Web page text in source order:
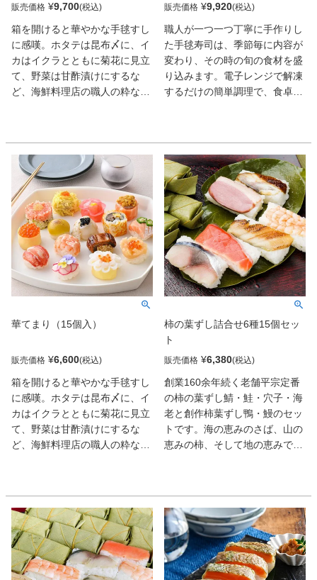
販売価格 ¥9,700
箱を開けると華やかな手毬すし
に感嘆。ホタテは昆布〆に、イ
カはイクラとともに菊花に見立
て、野菜は甘酢漬けにするな
ど、海鮮料理店の職人の粋な工
飯の口当たりがいい。驚きの完
成度。プレゼントにもピッタリ
なドライフラワーがセットにな
ったギフトセットです。
販売価格 ¥9,920
職人が一つ一つ丁寧に手作りし
た手毬寿司は、季節毎に内容が
変わり、その時の旬の食材を盛
り込みます。電子レンジで解凍
するだけの簡単調理で、食卓を
一つの食材の旨味を最大限に活
かし手毬を作っております。見
た目だけではなく、味もご満足
いただける事間違いナシの商品
です。
華てまり（15個入）
販売価格 ¥6,600
箱を開けると華やかな手毬すし
に感嘆。ホタテは昆布〆に、イ
カはイクラとともに菊花に見立
て、野菜は甘酢漬けにするな
ど、海鮮料理店の職人の粋な工
飯の口当たりがいい。驚きの完
成度。
柿の葉ずし詰合せ6種15個セッ
ト
販売価格 ¥6,380
創業160余年続く老舗平宗定番
の柿の葉ずし鯖・鮭・穴子・海
老と創作柿葉ずし鴨・鰻のセッ
トです。海の恵みのさば、山の
恵みの柿、そして地の恵みであ
ちを込め、一つひとつ丁寧に握
り、包みます。奈良の名物、柿
の葉寿司の総本家の美味をご自
宅でどうぞ。